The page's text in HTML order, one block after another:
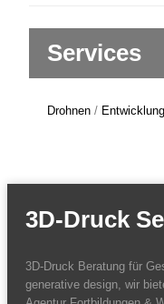
Services
Drohnen / Entwicklung
3D-Druck
3D-Druck Beratung für
generative design, wir